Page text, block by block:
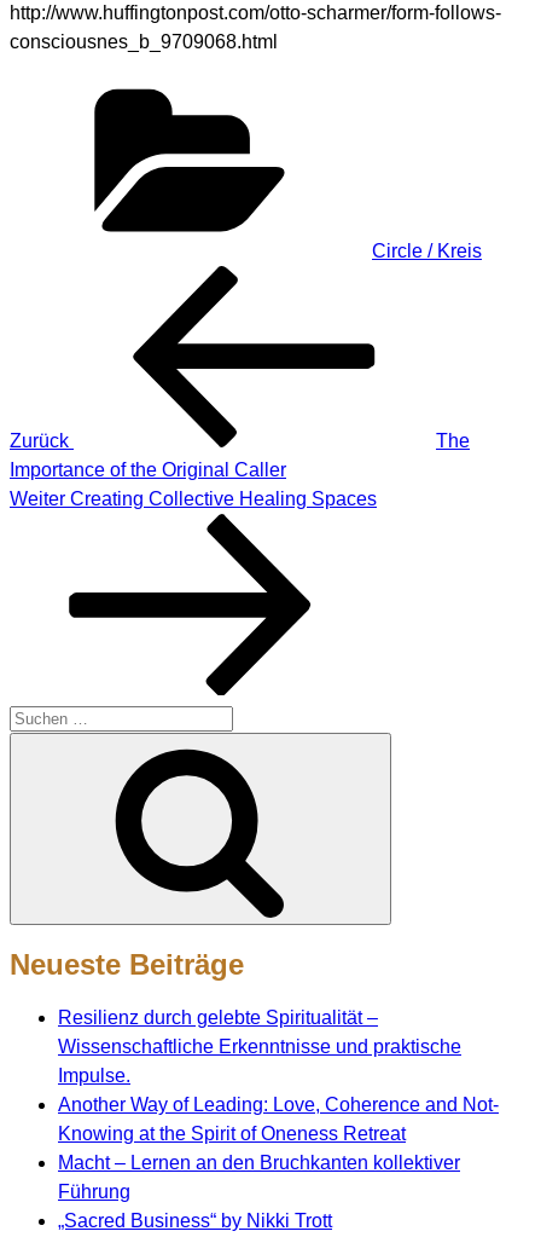
http://www.huffingtonpost.com/otto-scharmer/form-follows-
consciousnes_b_9709068.html
Circle / Kreis
Beitragsnavigation
Zurück
The
Importance of the Original Caller
Nächster
Weiter Creating Collective Healing Spaces
Suche
Neueste Beiträge
Resilienz durch gelebte Spiritualität –
Wissenschaftliche Erkenntnisse und praktische
Impulse.
Another Way of Leading: Love, Coherence and Not-
Knowing at the Spirit of Oneness Retreat
Macht – Lernen an den Bruchkanten kollektiver
Führung
„Sacred Business“ by Nikki Trott